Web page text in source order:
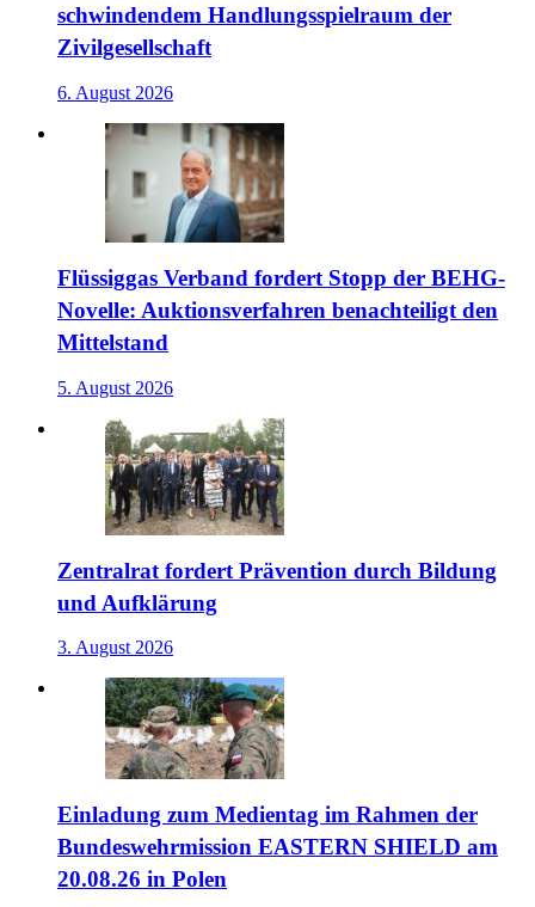
schwindendem Handlungsspielraum der
Zivilgesellschaft
6. August 2026
Flüssiggas Verband fordert Stopp der BEHG-
Novelle: Auktionsverfahren benachteiligt den
Mittelstand
5. August 2026
Zentralrat fordert Prävention durch Bildung
und Aufklärung
3. August 2026
Einladung zum Medientag im Rahmen der
Bundeswehrmission EASTERN SHIELD am
20.08.26 in Polen